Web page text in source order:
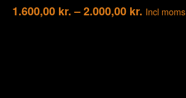
1.600,00 kr. –2.000,00 kr. Incl moms